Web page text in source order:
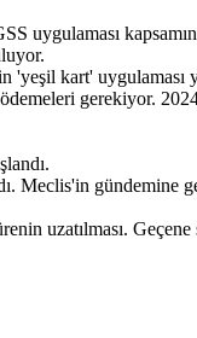
kart' uygulaması
gerekiyor.
Meclis'in
uzatılması.